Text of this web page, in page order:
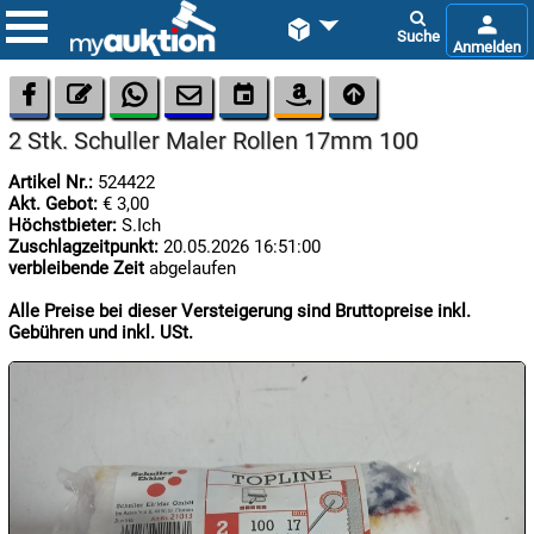
 
06.08:
06.08:
      
2 Stk. Schuller Maler Rollen 17mm 100
Artikel Nr.: 524422
Akt. Gebot: € 3,00
Höchstbieter: S.Ich
Zuschlagzeitpunkt: 20.05.2026 16:51:00
verbleibende Zeit abgelaufen
Alle Preise bei dieser Versteigerung sind Bruttopreise inkl.
Gebühren und inkl. USt.